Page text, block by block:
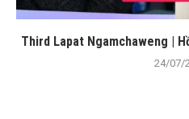
Third Lapat Ngamchaweng |
24/07/